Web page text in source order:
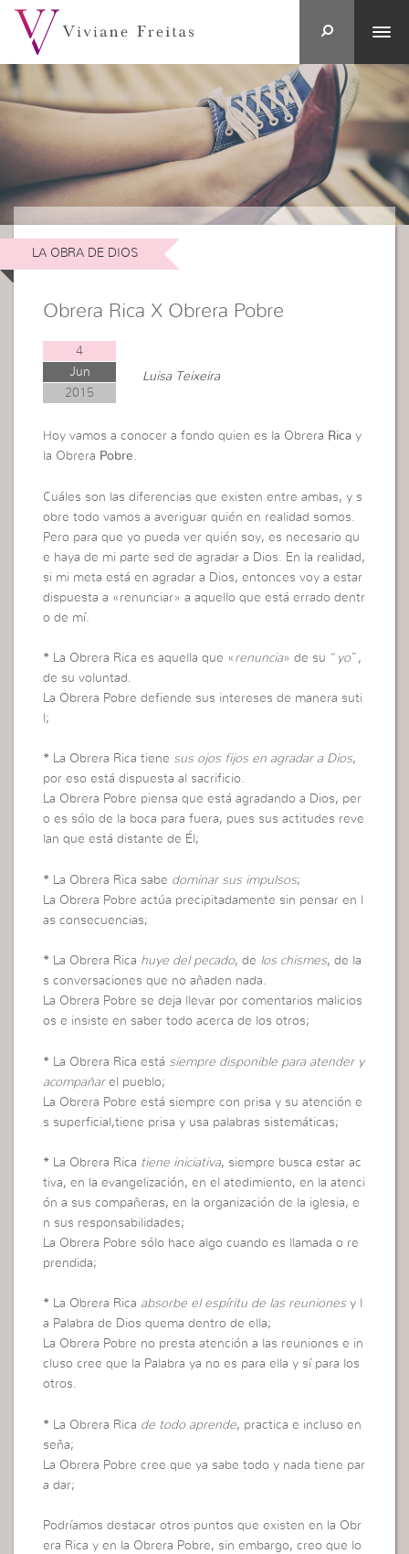
LA OBRA DE DIOS
Obrera Rica X Obrera Pobre
4
Jun
2015
Luisa Teixeira
Hoy vamos a conocer a fondo quien es la Obrera Rica y
la Obrera Pobre.
Cuáles son las diferencias que existen entre ambas, y s
obre todo vamos a averiguar quién en realidad somos.
Pero para que yo pueda ver quién soy, es necesario qu
e haya de mi parte sed de agradar a Dios. En la realidad,
si mi meta está en agradar a Dios, entonces voy a estar
dispuesta a «renunciar» a aquello que está errado dentr
o de mí.
* La Obrera Rica es aquella que « renuncia» de su “ yo”,
de su voluntad.
La Obrera Pobre defiende sus intereses de manera suti
l;
* La Obrera Rica tiene sus ojos fijos en agradar a Dios,
por eso está dispuesta al sacrificio.
La Obrera Pobre piensa que está agradando a Dios, per
o es sólo de la boca para fuera, pues sus actitudes reve
lan que está distante de Él;
* La Obrera Rica sabe dominar sus impulsos;
La Obrera Pobre actúa precipitadamente sin pensar en l
as consecuencias;
* La Obrera Rica huye del pecado, de los chismes, de la
s conversaciones que no añaden nada.
La Obrera Pobre se deja llevar por comentarios malicios
os e insiste en saber todo acerca de los otros;
* La Obrera Rica está siempre disponible para atender y
acompañarel pueblo;
La Obrera Pobre está siempre con prisa y su atención e
s superficial,tiene prisa y usa palabras sistemáticas;
* La Obrera Rica tiene iniciativa, siempre busca estar ac
tiva, en la evangelización, en el atedimiento, en la atenci
ón a sus compañeras, en la organización de la iglesia, e
n sus responsabilidades;
La Obrera Pobre sólo hace algo cuando es llamada o re
prendida;
* La Obrera Rica absorbe el espíritu de las reunionesy l
a Palabra de Dios quema dentro de ella;
La Obrera Pobre no presta atención a las reuniones e in
cluso cree que la Palabra ya no es para ella y sí para los
otros.
* La Obrera Rica de todo aprende, practica e incluso en
seña;
La Obrera Pobre cree que ya sabe todo y nada tiene par
a dar;
Podríamos destacar otros puntos que existen en la Obr
era Rica y en la Obrera Pobre, sin embargo, creo que lo